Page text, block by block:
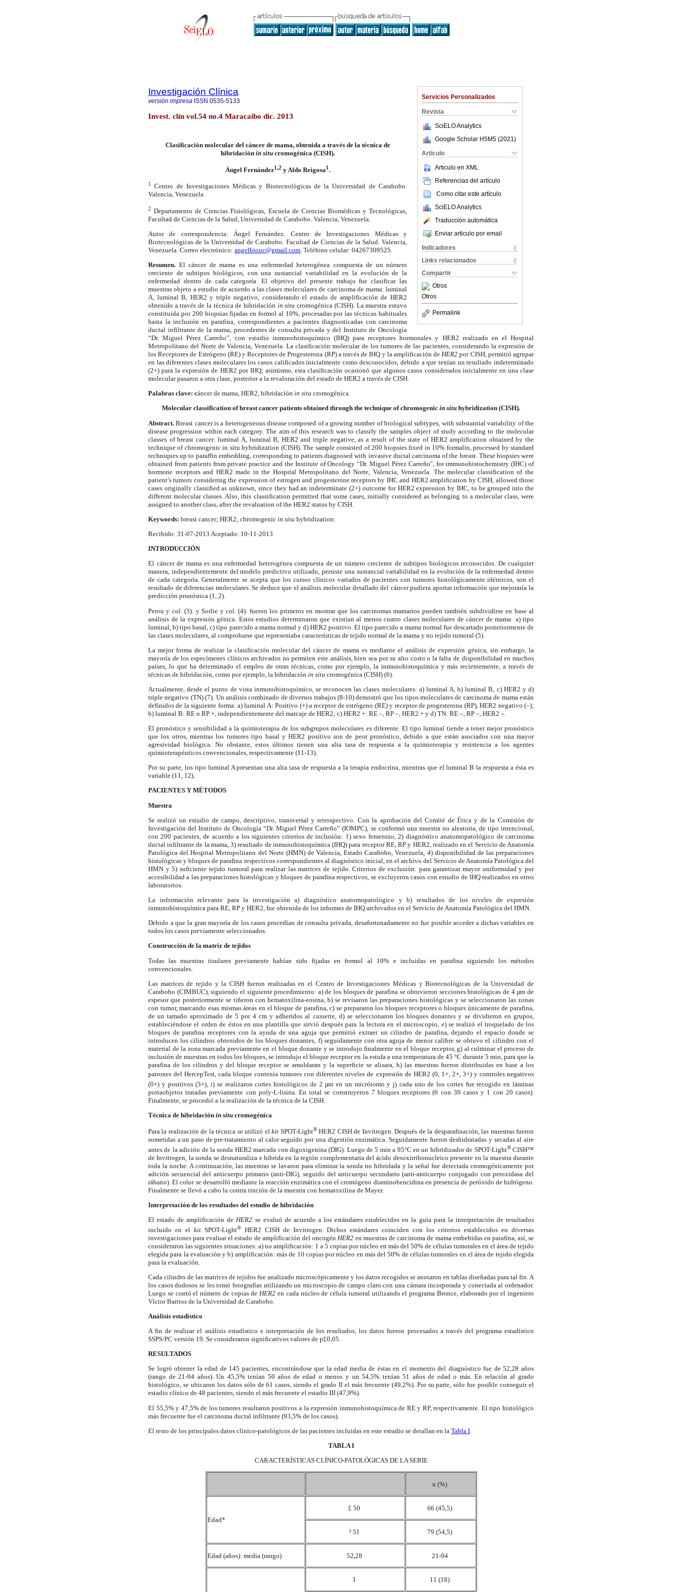
Servicios Personalizados
Revista
SciELO Analytics
Google Scholar H5M5 (2021 )
Articulo
Articulo en XML
Referencias del artículo
Como citar este artículo
SciELO Analytics
Traducción automática
Enviar articulo por email
Indicadores
Links relacionados
Compartir
Otros
Otros
Permalink
Investigación Clínica
versión impresa ISSN 0535-5133
Invest. clín vol.54 no.4 Maracaibo dic. 2013
Clasificación molecular del cáncer de mama, obtenida a través de la técnica de
hibridación in situcromogénica (CISH).
Ángel Fernández1,2 y Aldo Reigosa1.
1Centro de Investigaciones Médicas y Biotecnológicas de la Universidad de Carabobo.
Valencia, Venezuela.
2Departamento de Ciencias Fisiológicas, Escuela de Ciencias Biomédicas y Tecnológicas,
Facultad de Ciencias de la Salud, Universidad de Carabobo. Valencia, Venezuela.
Autor de correspondencia: Ángel Fernández. Centro de Investigaciones Médicas y
Biotecnológicas de la Universidad de Carabobo. Facultad de Ciencias de la Salud. Valencia,
Venezuela. Correo electrónico: angelbiouc@gmail.com . Teléfono celular: 04267309525.
Resumen. El cáncer de mama es una enfermedad heterogénea compuesta de un número
creciente de subtipos biológicos, con una sustancial variabilidad en la evolución de la
enfermedad dentro de cada categoría. El objetivo del presente trabajo fue clasificar las
muestras objeto a estudio de acuerdo a las clases moleculares de carcinoma de mama: luminal
A, luminal B, HER2 y triple negativo, considerando el estado de amplificación de HER2
obtenido a través de la técnica de hibridación in situ cromogénica (CISH). La muestra estuvo
constituida por 200 biopsias fijadas en formol al 10%, procesadas por las técnicas habituales
hasta la inclusión en parafina, correspondientes a pacientes diagnosticadas con carcinoma
ductal infiltrante de la mama, procedentes de consulta privada y del Instituto de Oncología
“Dr. Miguel Pérez Carreño”, con estudio inmunohistoquímico (IHQ) para receptores hormonales y HER2 realizado en el Hospital
Metropolitano del Norte de Valencia, Venezuela. La clasificación molecular de los tumores de las pacientes, considerando la expresión de
los Receptores de Estrógeno (RE) y Receptores de Progesterona (RP) a través de IHQ y la amplificación deHER2 por CISH, permitió agrupar
en las diferentes clases moleculares los casos calificados inicialmente como desconocidos, debido a que tenían un resultado indeterminado
(2+) para la expresión de HER2 por IHQ; asimismo, esta clasificación ocasionó que algunos casos considerados inicialmente en una clase
molecular pasaron a otra clase, posterior a la revaloración del estado de HER2 a través de CISH.
Palabras clave: cáncer de mama, HER2, hibridación in situ cromogénica.
Molecular classification of breast cancer patients obtained through the technique of chromogenic in situ hybridization (CISH).
Abstract. Breast cancer is a heterogeneous disease composed of a growing number of biological subtypes, with substantial variability of the
disease progression within each category. The aim of this research was to classify the samples object of study according to the molecular
classes of breast cancer: luminal A, luminal B, HER2 and triple negative, as a result of the state of HER2 amplification obtained by the
technique of chromogenic in situ hybridization (CISH). The sample consisted of 200 biopsies fixed in 10% formalin, processed by standard
techniques up to paraffin embedding, corresponding to patients diagnosed with invasive ductal carcinoma of the breast. These biopsies were
obtained from patients from private practice and the Institute of Oncology “Dr. Miguel Pérez Carreño", for immunohistochemistry (IHC) of
hormone receptors and HER2 made in the Hospital Metropolitano del Norte, Valencia, Venezuela. The molecular classification of the
patient’s tumors considering the expression of estrogen and progesterone receptors by IHC and HER2 amplification by CISH, allowed those
cases originally classified as unknown, since they had an indeterminate (2+) outcome for HER2 expression by IHC, to be grouped into the
different molecular classes. Also, this classification permitted that some cases, initially considered as belonging to a molecular class, were
assigned to another class, after the revaluation of the HER2 status by CISH.
Keywords: breast cancer; HER2; chromogenic in situ hybridization.
Recibido: 31-07-2013 Aceptado: 10-11-2013
INTRODUCCIÓN
El cáncer de mama es una enfermedad heterogénea compuesta de un número creciente de subtipos biológicos reconocidos. De cualquier
manera, independientemente del modelo predictivo utilizado, persiste una sustancial variabilidad en la evolución de la enfermedad dentro
de cada categoría. Generalmente se acepta que los cursos clínicos variados de pacientes con tumores histológicamente idénticos, son el
resultado de diferencias moleculares. Se deduce que el análisis molecular detallado del cáncer pudiera aportar información que mejoraría la
predicción pronóstica (1, 2).
Perou y col. (3). y Sorlie y col. (4). fueron los primeros en mostrar que los carcinomas mamarios pueden también subdividirse en base al
análisis de la expresión génica. Estos estudios determinaron que existían al menos cuatro clases moleculares de cáncer de mama: a) tipo
luminal, b) tipo basal, c) tipo parecido a mama normal y d) HER2 positivo. El tipo parecido a mama normal fue descartado posteriormente de
las clases moleculares, al comprobarse que representaba características de tejido normal de la mama y no tejido tumoral (5).
La mejor forma de realizar la clasificación molecular del cáncer de mama es mediante el análisis de expresión génica, sin embargo, la
mayoría de los especímenes clínicos archivados no permiten este análisis, bien sea por su alto costo o la falta de disponibilidad en muchos
países, lo que ha determinado el empleo de otras técnicas, como por ejemplo, la inmunohistoquímica y más recientemente, a través de
técnicas de hibridación, como por ejemplo, la hibridación in situ cromogénica (CISH) (6).
Actualmente, desde el punto de vista inmunohistoquímico, se reconocen las clases moleculares: a) luminal A, b) luminal B, c) HER2 y d)
triple negativo (TN) (7). Un análisis combinado de diversos trabajos (8-10) demostró que los tipos moleculares de carcinoma de mama están
definidos de la siguiente forma: a) luminal A: Positivo (+) a receptor de estrógeno (RE) y receptor de progesterona (RP), HER2 negativo (–);
b) luminal B: RE o RP +, independientemente del marcaje de HER2; c) HER2 +: RE –, RP –, HER2 + y d) TN: RE –, RP –, HER2 –.
El pronóstico y sensibilidad a la quimioterapia de los subgrupos moleculares es diferente. El tipo luminal tiende a tener mejor pronóstico
que los otros, mientras los tumores tipo basal y HER2 positivo son de peor pronóstico, debido a que están asociados con una mayor
agresividad biológica. No obstante, estos últimos tienen una alta tasa de respuesta a la quimioterapia y resistencia a los agentes
quimioterapéuticos convencionales, respectivamente (11-13).
Por su parte, los tipo luminal A presentan una alta tasa de respuesta a la terapia endocrina, mientras que el luminal B la respuesta a ésta es
variable (11, 12).
PACIENTES Y MÉTODOS
Muestra
Se realizó un estudio de campo, descriptivo, transversal y retrospectivo. Con la aprobación del Comité de Ética y de la Comisión de
Investigación del Instituto de Oncología “Dr. Miguel Pérez Carreño” (IOMPC), se conformó una muestra no aleatoria, de tipo intencional,
con 200 pacientes, de acuerdo a los siguientes criterios de inclusión: 1) sexo femenino, 2) diagnóstico anatomopatológico de carcinoma
ductal infiltrante de la mama, 3) resultado de inmunohistoquímica (IHQ) para receptor RE, RP y HER2, realizado en el Servicio de Anatomía
Patológica del Hospital Metropolitano del Norte (HMN) de Valencia, Estado Carabobo, Venezuela, 4) disponibilidad de las preparaciones
histológicas y bloques de parafina respectivos correspondientes al diagnóstico inicial, en el archivo del Servicio de Anatomía Patológica del
HMN y 5) suficiente tejido tumoral para realizar las matrices de tejido. Criterios de exclusión: para garantizar mayor uniformidad y por
accesibilidad a las preparaciones histológicas y bloques de parafina respectivos, se excluyeron casos con estudio de IHQ realizados en otros
laboratorios.
La información relevante para la investigación a) diagnóstico anatomopatológico y b) resultados de los niveles de expresión
inmunohistoquímica para RE, RP y HER2, fue obtenida de los informes de IHQ archivados en el Servicio de Anatomía Patológica del HMN.
Debido a que la gran mayoría de los casos procedían de consulta privada, desafortunadamente no fue posible acceder a dichas variables en
todos los casos previamente seleccionados.
Construcción de la matriz de tejidos
Todas las muestras tisulares previamente habían sido fijadas en formol al 10% e incluidas en parafina siguiendo los métodos
convencionales.
Las matrices de tejido y la CISH fueron realizadas en el Centro de Investigaciones Médicas y Biotecnológicas de la Universidad de
Carabobo (CIMBUC), siguiendo el siguiente procedimiento: a) de los bloques de parafina se obtuvieron secciones histológicas de 4 µm de
espesor que posteriormente se tiñeron con hematoxilina-eosina, b) se revisaron las preparaciones histológicas y se seleccionaron las zonas
con tumor, marcando esas mismas áreas en el bloque de parafina, c) se prepararon los bloques receptores o bloques únicamente de parafina,
de un tamaño aproximado de 5 por 4 cm y adheridos al cassette, d) se seleccionaron los bloques donantes y se dividieron en grupos,
estableciéndose el orden de éstos en una plantilla que sirvió después para la lectura en el microscopio, e) se realizó el troquelado de los
bloques de parafina receptores con la ayuda de una aguja que permitió extraer un cilindro de parafina, dejando el espacio donde se
introducen los cilindros obtenidos de los bloques donantes, f) seguidamente con otra aguja de menor calibre se obtuvo el cilindro con el
material de la zona marcada previamente en el bloque donante y se introdujo finalmente en el bloque receptor, g) al culminar el proceso de
inclusión de muestras en todos los bloques, se introdujo el bloque receptor en la estufa a una temperatura de 45 °C durante 5 min, para que la
parafina de los cilindros y del bloque receptor se amoldaran y la superficie se alisara, h) las muestras fueron distribuidas en base a los
patrones del HercepTest, cada bloque contenía tumores con diferentes niveles de expresión de HER2 (0, 1+, 2+, 3+) y controles negativos
(0+) y positivos (3+), i) se realizaron cortes histológicos de 2 µm en un micrótomo y j) cada uno de los cortes fue recogido en láminas
portaobjetos tratadas previamente con poly-L-lisina. En total se construyeron 7 bloques receptores (6 con 30 casos y 1 con 20 casos).
Finalmente, se procedió a la realización de la técnica de la CISH.
Técnica de hibridación in situ cromogénica
Para la realización de la técnica se utilizó elkit SPOT-Light®HER2 CISH de Invitrogen. Después de la desparafinación, las muestras fueron
sometidas a un paso de pre-tratamiento al calor seguido por una digestión enzimática. Seguidamente fueron deshidratadas y secadas al aire
antes de la adición de la sonda HER2 marcada con digoxigenina (DIG). Luego de 5 min a 95°C en un hibridizador de SPOT-Light®CISH™
de Invitrogen, la sonda se desnaturaliza e hibrida en la región complementaria del ácido desoxirribonucleico presente en la muestra durante
toda la noche. A continuación, las muestras se lavaron para eliminar la sonda no hibridada y la señal fue detectada cromogénicamente por
adición secuencial del anticuerpo primario (anti-DIG), seguido del anticuerpo secundario (anti-anticuerpo conjugado con peroxidasa del
rábano). El color se desarrolló mediante la reacción enzimática con el cromógeno diaminobencidina en presencia de peróxido de hidrógeno.
Finalmente se llevó a cabo la contra tinción de la muestra con hematoxilina de Mayer.
Interpretación de los resultados del estudio de hibridación
El estado de amplificación deHER2 se evaluó de acuerdo a los estándares establecidos en la guía para la interpretación de resultados
incluido en el kitSPOT-Light®HER2 CISH de Invitrogen. Dichos estándares coinciden con los criterios establecidos en diversas
investigaciones para evaluar el estado de amplificación del oncogén HER2en muestras de carcinoma de mama embebidas en parafina, así, se
consideraron las siguientes situaciones: a) no amplificación: 1 a 5 copias por núcleo en más del 50% de células tumorales en el área de tejido
elegida para la evaluación y b) amplificación: más de 10 copias por núcleo en más del 50% de células tumorales en el área de tejido elegida
para la evaluación.
Cada cilindro de las matrices de tejidos fue analizado microscópicamente y los datos recogidos se anotaron en tablas diseñadas para tal fin. A
los casos dudosos se les tomó fotografías utilizando un microscopio de campo claro con una cámara incorporada y conectada al ordenador.
Luego se contó el número de copias de HER2 en cada núcleo de célula tumoral utilizando el programa Bronce, elaborado por el ingeniero
Víctor Barrios de la Universidad de Carabobo.
Análisis estadístico
A fin de realizar el análisis estadístico e interpretación de los resultados, los datos fueron procesados a través del programa estadístico
SSPS/PC versión 19. Se consideraron significativos valores de p£0,05.
RESULTADOS
Se logró obtener la edad de 145 pacientes, encontrándose que la edad media de éstas en el momento del diagnóstico fue de 52,28 años
(rango de 21-94 años). Un 45,5% tenían 50 años de edad o menos y un 54,5% tenían 51 años de edad o más. En relación al grado
histológico, se ubicaron los datos sólo de 61 casos, siendo el grado II el más frecuente (49,2%). Por su parte, sólo fue posible conseguir el
estadio clínico de 48 pacientes, siendo el más frecuente el estadio III (47,9%).
El 55,5% y 47,5% de los tumores resultaron positivos a la expresión inmunohistoquímica de RE y RP, respectivamente. El tipo histológico
más frecuente fue el carcinoma ductal infiltrante (93,5% de los casos).
El resto de los principales datos clínico-patológicos de las pacientes incluidas en este estudio se detallan en la Tabla I
TABLA I
CARACTERÍSTICAS CLÍNICO-PATOLÓGICAS DE LA SERIE
n (%)
Edad*
£ 50 66 (45,5)
³ 51 79 (54,5)
Edad (años): media (rango) 52,28 21-94
I 11 (18)